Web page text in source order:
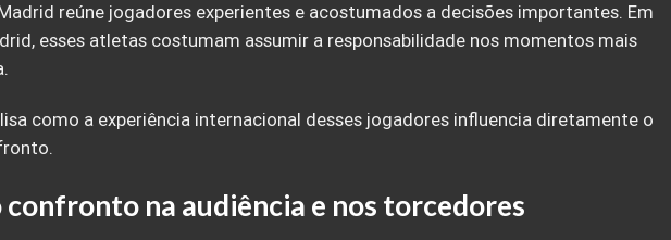
reúne jogadores experientes e acostumados a decisões importantes. Em
esses atletas costumam assumir a responsabilidade nos momentos mais
como a experiência internacional desses jogadores influencia diretamente o
na audiência e nos torcedores